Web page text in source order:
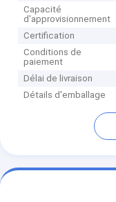
Capacité
d'approvisionnement
Certification
Conditions de
paiement
Délai de livraison
Détails d'emballage